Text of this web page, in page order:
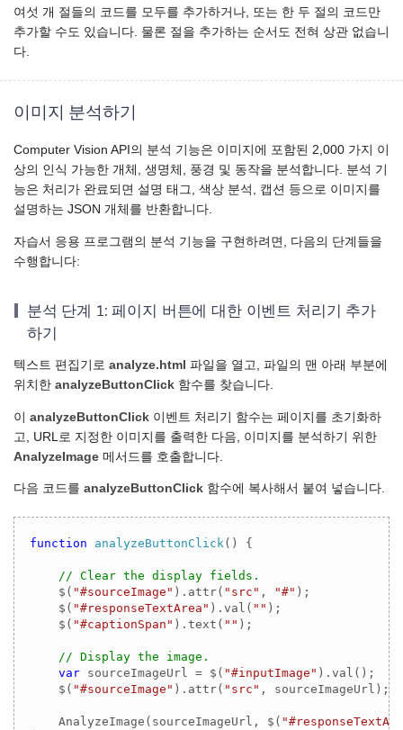
여섯 개 절들의 코드를 모두를 추가하거나, 또는 한 두 절의 코드만
추가할 수도 있습니다. 물론 절을 추가하는 순서도 전혀 상관 없습니
다.
이미지 분석하기
Computer Vision API의 분석 기능은 이미지에 포함된 2,000 가지 이
상의 인식 가능한 개체, 생명체, 풍경 및 동작을 분석합니다. 분석 기
능은 처리가 완료되면 설명 태그, 색상 분석, 캡션 등으로 이미지를
설명하는 JSON 개체를 반환합니다.
자습서 응용 프로그램의 분석 기능을 구현하려면, 다음의 단계들을
수행합니다:
분석 단계 1: 페이지 버튼에 대한 이벤트 처리기 추가
하기
텍스트 편집기로 analyze.html 파일을 열고, 파일의 맨 아래 부분에
위치한 analyzeButtonClick 함수를 찾습니다.
이 analyzeButtonClick 이벤트 처리기 함수는 페이지를 초기화하
고, URL로 지정한 이미지를 출력한 다음, 이미지를 분석하기 위한
AnalyzeImage 메서드를 호출합니다.
다음 코드를 analyzeButtonClick 함수에 복사해서 붙여 넣습니다.
function analyzeButtonClick( ) {
// Clear the display fields.
    $(
"#sourceImage" ).attr( "src" , "#" );
    $(
"#responseTextArea" ).val( "" );
    $(
"#captionSpan" ).text( "" );
// Display the image.
var sourceImageUrl = $( "#inputImage" ).val();
    $(
"#sourceImage" ).attr( "src" , sourceImageUrl);
    AnalyzeImage(sourceImageUrl, $(